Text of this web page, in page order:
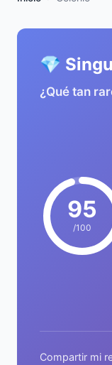
💎
¿Qué tan
95
/100
Compartir mi